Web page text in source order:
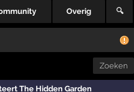
Overig 🔍
Zoeken
The Hidden Garden